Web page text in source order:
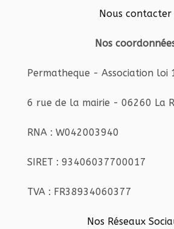
Nous contacter
Nos
Permatheque - Association loi
6 rue de la mairie - 06260 La
RNA : W042003940
SIRET : 93406037700017
TVA : FR38934060377
Nos Réseaux